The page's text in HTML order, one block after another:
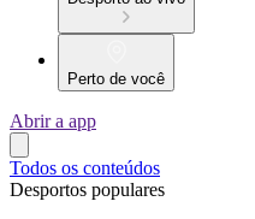
Perto de você
Abrir a app
Todos os conteúdos
Desportos populares